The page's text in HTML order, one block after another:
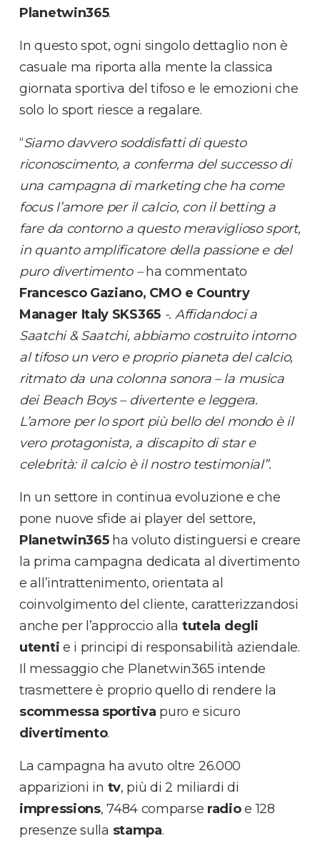
Planetwin365.
In questo spot, ogni singolo dettaglio non è
casuale ma riporta alla mente la classica
giornata sportiva del tifoso e le emozioni che
solo lo sport riesce a regalare.
“Siamo davvero soddisfatti di questo
riconoscimento, a conferma del successo di
una campagna di marketing che ha come
focus l’amore per il calcio, con il betting a
fare da contorno a questo meraviglioso sport,
in quanto amplificatore della passione e del
puro divertimento – ha commentato
Francesco Gaziano, CMO e Country
Manager Italy SKS365 -. Affidandoci a
Saatchi & Saatchi, abbiamo costruito intorno
al tifoso un vero e proprio pianeta del calcio,
ritmato da una colonna sonora – la musica
dei Beach Boys – divertente e leggera.
L’amore per lo sport più bello del mondo è il
vero protagonista, a discapito di star e
celebrità: il calcio è il nostro testimonial”.
In un settore in continua evoluzione e che
pone nuove sfide ai player del settore,
Planetwin365ha voluto distinguersi e creare
la prima campagna dedicata al divertimento
e all’intrattenimento, orientata al
coinvolgimento del cliente, caratterizzandosi
anche per l’approccio alla tutela degli
utenti e i principi di responsabilità aziendale.
Il messaggio che Planetwin365 intende
trasmettere è proprio quello di rendere la
scommessa sportiva puro e sicuro
divertimento.
La campagna ha avuto oltre 26.000
apparizioni in tv, più di 2 miliardi di
impressions, 7484 comparse radioe 128
presenze sulla stampa.